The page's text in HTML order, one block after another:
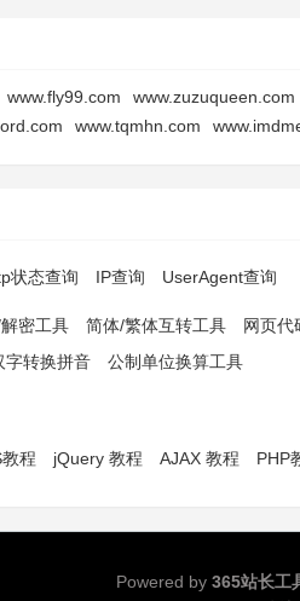
www.fly99.com www.zuzuqueen.com
www.tqmhn.com
状态查询 IP查询 UserAgent查询
密工具 简体/繁体互转工具 网页代
字转换拼音 公制单位换算工具
程 jQuery 教程 AJAX 教程 PHP
Powered by 365站长工